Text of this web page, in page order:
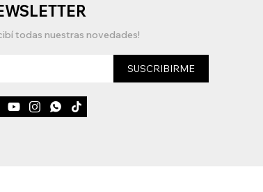
todas nuestras novedades!
SUSCRIBIRME
   